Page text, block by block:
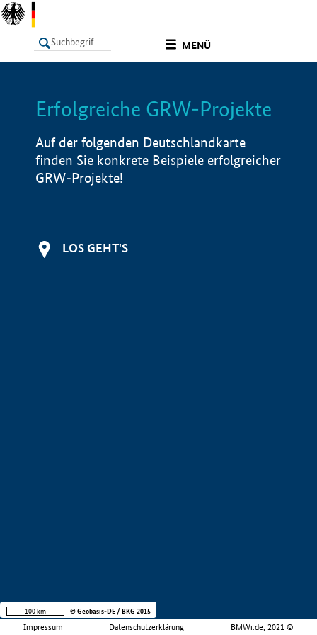
MENÜ
LISTE Info
Erfolgreiche GRW-Projekte
Auf der folgenden Deutschlandkarte
finden Sie konkrete Beispiele erfolgreicher
GRW-Projekte!
LOS GEHT'S
Impressum Datenschutzerklärung BMWi.de, 2021 ©
100 km © Geobasis-DE / BKG 2015